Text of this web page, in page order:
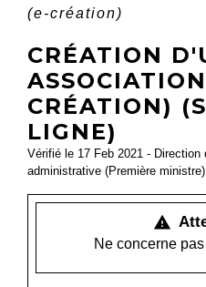
(e-création)
CRÉATION
CRÉATION)
LIGNE)
Vérifié le 17 Feb 2021 - Direction
administrative (Première ministre)
warning
Ne concerne